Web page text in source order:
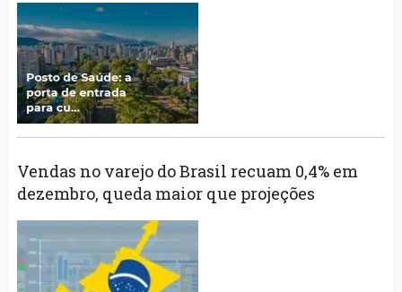
Vendas no varejo do Brasil recuam 0,4% em
dezembro, queda maior que projeções